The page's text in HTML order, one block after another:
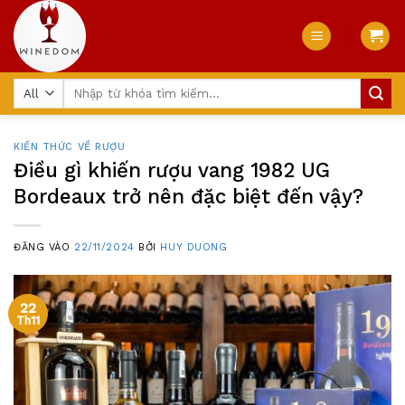
Skip
content
KIẾN THỨC VỀ RƯỢU
Điều gì khiến rượu vang 1982 UG
Bordeaux trở nên đặc biệt đến vậy?
ĐĂNG VÀO 22/11/2024 BỞI HUY DUONG
22
Th11